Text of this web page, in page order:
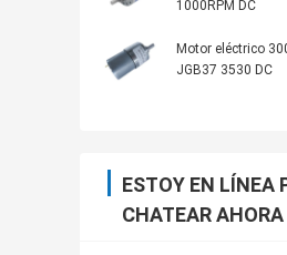
1000RPM DC
Motor eléctrico
JGB37 3530 DC
ESTOY EN LÍNEA
CHATEAR AHORA